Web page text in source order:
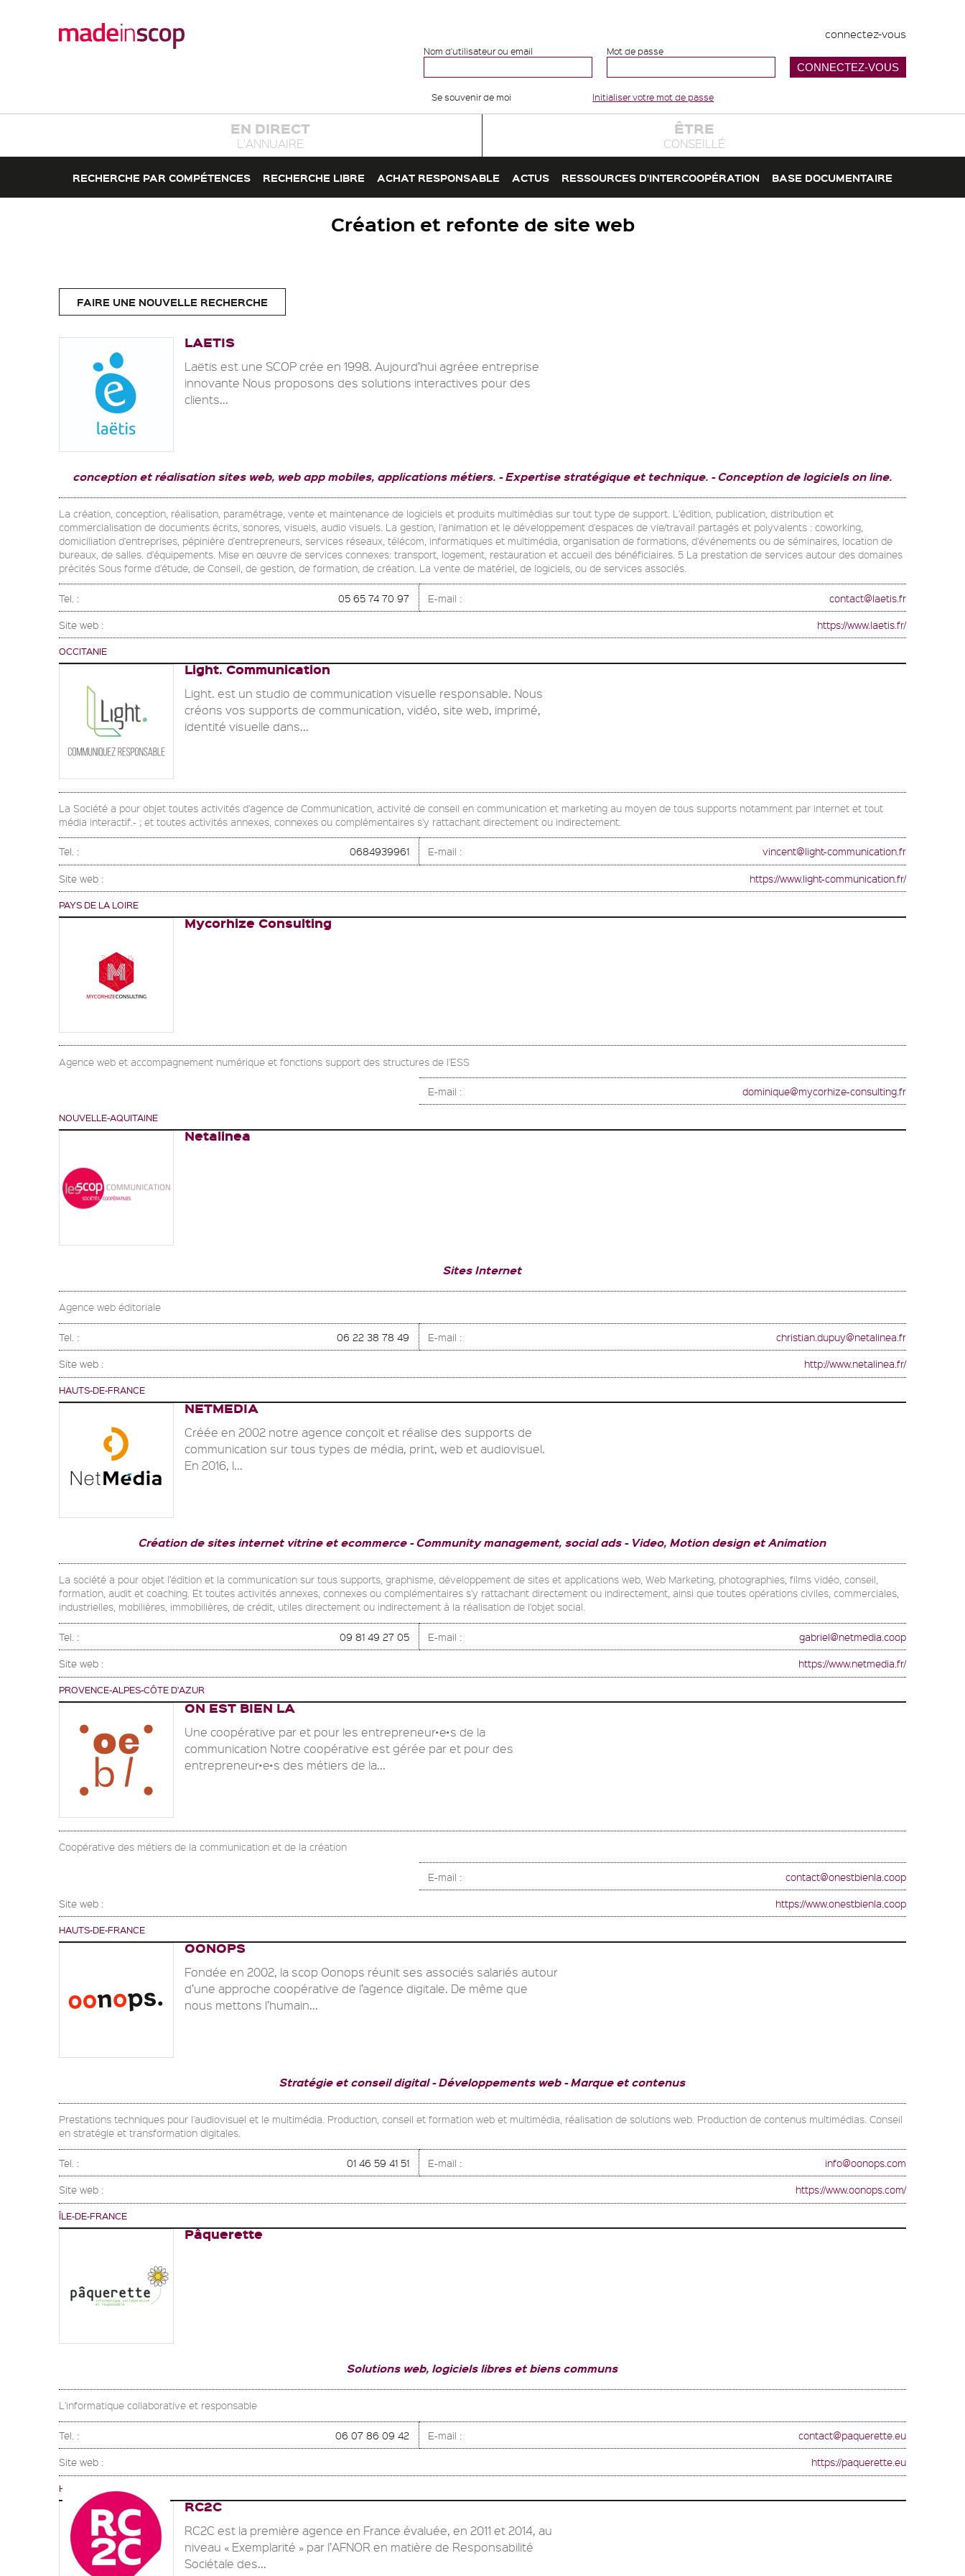
connectez-vous
Nom d'utilisateur ou email Mot de passe
Se souvenir de moi Initialiser votre mot de passe
EN DIRECT
L'ANNUAIRE
ÊTRE
CONSEILLÉ
RECHERCHE PAR COMPÉTENCES RECHERCHE LIBRE ACHAT RESPONSABLE ACTUS RESSOURCES D'INTERCOOPÉRATION BASE DOCUMENTAIRE
Création et refonte de site web
FAIRE UNE NOUVELLE RECHERCHE
LAETIS
Laëtis est une SCOP crée en 1998. Aujourd’hui agréee entreprise
innovante Nous proposons des solutions interactives pour des
clients...
conception et réalisation sites web, web app mobiles, applications métiers. Expertise stratégique et technique. Conception de logiciels on line.
La création, conception, réalisation, paramétrage, vente et maintenance de logiciels et produits multimédias sur tout type de support. L'édition, publication, distribution et
commercialisation de documents écrits, sonores, visuels, audio visuels. La gestion, l'animation et le développement d'espaces de vie/travail partagés et polyvalents : coworking,
domiciliation d'entreprises, pépinière d'entrepreneurs, services réseaux, télécom, informatiques et multimédia, organisation de formations, d'événements ou de séminaires, location de
bureaux, de salles. d'équipements. Mise en œuvre de services connexes: transport, logement, restauration et accueil des bénéficiaires. 5 La prestation de services autour des domaines
précités Sous forme d'étude, de Conseil, de gestion, de formation, de création. La vente de matériel, de logiciels, ou de services associés.
Tel. : 05 65 74 70 97 E-mail : contact@laetis.fr
Site web : https://www.laetis.fr/
OCCITANIE
Light. Communication
Light. est un studio de communication visuelle responsable. Nous
créons vos supports de communication, vidéo, site web, imprimé,
identité visuelle dans...
La Société a pour objet toutes activités d'agence de Communication, activité de conseil en communication et marketing au moyen de tous supports notamment par internet et tout
média interactif.- ; et toutes activités annexes, connexes ou complémentaires s'y rattachant directement ou indirectement.
Tel. : 0684939961 E-mail : vincent@light-communication.fr
Site web : https://www.light-communication.fr/
PAYS DE LA LOIRE
Mycorhize Consulting
Agence web et accompagnement numérique et fonctions support des structures de l'ESS
E-mail : dominique@mycorhize-consulting.fr
NOUVELLE-AQUITAINE
Netalinea
Sites Internet
Agence web éditoriale
Tel. : 06 22 38 78 49 E-mail : christian.dupuy@netalinea.fr
Site web : http://www.netalinea.fr/
HAUTS-DE-FRANCE
NETMEDIA
Créée en 2002 notre agence conçoit et réalise des supports de
communication sur tous types de média, print, web et audiovisuel.
En 2016, l...
Création de sites internet vitrine et ecommerce Community management, social ads Video, Motion design et Animation
La société a pour objet l’édition et la communication sur tous supports, graphisme, développement de sites et applications web, Web Marketing, photographies, films vidéo, conseil,
formation, audit et coaching. Et toutes activités annexes, connexes ou complémentaires s'y rattachant directement ou indirectement, ainsi que toutes opérations civiles, commerciales,
industrielles, mobilières, immobilières, de crédit, utiles directement ou indirectement à la réalisation de l'objet social.
Tel. : 09 81 49 27 05 E-mail : gabriel@netmedia.coop
Site web : https://www.netmedia.fr/
PROVENCE-ALPES-CÔTE D'AZUR
ON EST BIEN LA
Une coopérative par et pour les entrepreneur•e•s de la
communication Notre coopérative est gérée par et pour des
entrepreneur•e•s des métiers de la...
Coopérative des métiers de la communication et de la création
E-mail : contact@onestbienla.coop
Site web : https://www.onestbienla.coop
HAUTS-DE-FRANCE
OONOPS
Fondée en 2002, la scop Oonops réunit ses associés salariés autour
d’une approche coopérative de l’agence digitale. De même que
nous mettons l’humain...
Stratégie et conseil digital Développements web Marque et contenus
Prestations techniques pour l'audiovisuel et le multimédia. Production, conseil et formation web et multimédia, réalisation de solutions web. Production de contenus multimédias. Conseil
en stratégie et transformation digitales.
Tel. : 01 46 59 41 51 E-mail : info@oonops.com
Site web : https://www.oonops.com/
ÎLE-DE-FRANCE
Pâquerette
Solutions web, logiciels libres et biens communs
L'informatique collaborative et responsable
Tel. : 06 07 86 09 42 E-mail : contact@paquerette.eu
Site web : https://paquerette.eu
HAUTS-DE-FRANCE
RC2C
RC2C est la première agence en France évaluée, en 2011 et 2014, au
niveau « Exemplarité » par l’AFNOR en matière de Responsabilité
Sociétale des...